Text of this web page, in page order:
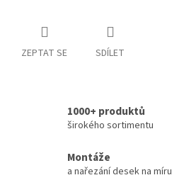
ZEPTAT SE SDÍLET
1000+ produktů
širokého sortimentu
Montáže
a nařezání desek na míru